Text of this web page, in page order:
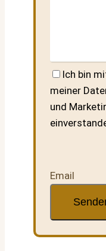
Ich bin
meiner
und
Email